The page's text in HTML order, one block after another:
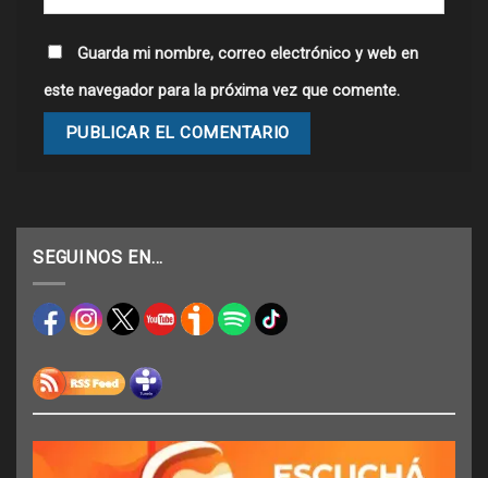
Guarda mi nombre, correo electrónico y web en
este navegador para la próxima vez que comente.
SEGUINOS EN…